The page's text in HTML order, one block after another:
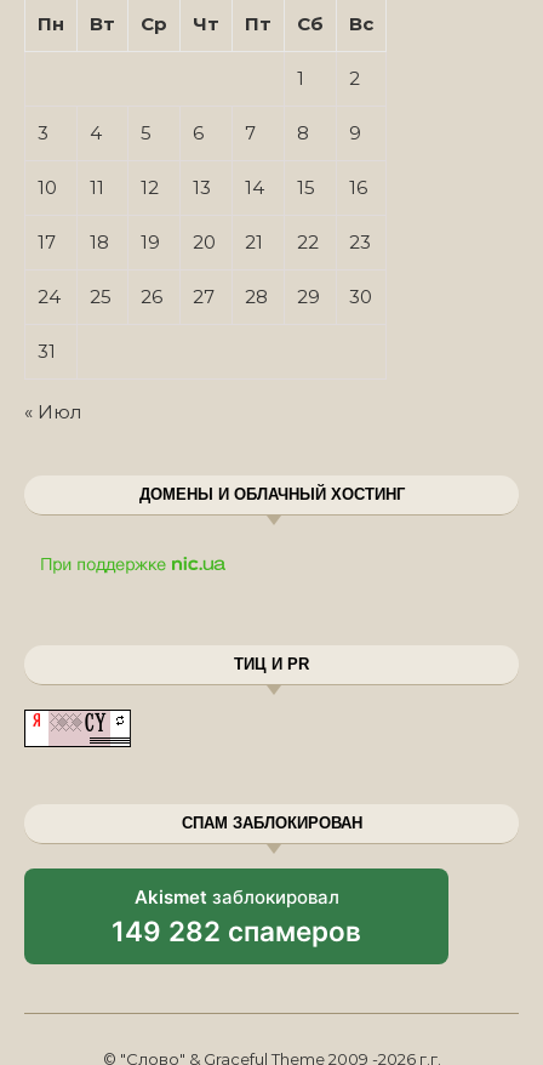
Пн
Вт Ср Чт Пт Сб Вс
1 2
3 4 5 6 7 8 9
10 11 12 13 14 15 16
17 18 19 20 21 22 23
24 25 26 27 28 29 30
31
« Июл
ДОМЕНЫ И ОБЛАЧНЫЙ ХОСТИНГ
ТИЦ И PR
СПАМ ЗАБЛОКИРОВАН
Akismet заблокировал
149 282 спамеров
© "Слово" & Graceful Theme 2009 -2026 г.г.